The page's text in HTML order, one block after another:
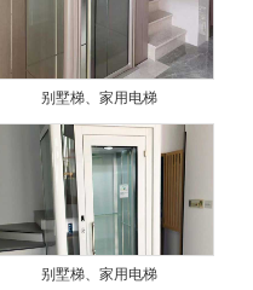
别墅梯、家用电梯
别墅梯、家用电梯